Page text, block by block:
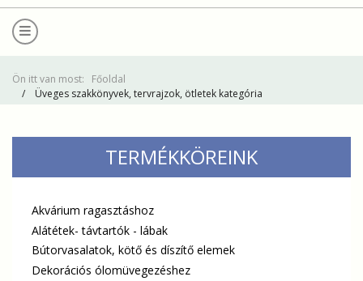
Ön itt van most: Főoldal
Üveges szakkönyvek, tervrajzok, ötletek kategória
TERMÉKKÖREINK
Akvárium ragasztáshoz
Alátétek- távtartók - lábak
Bútorvasalatok, kötő és díszítő elemek
Dekorációs ólomüvegezéshez